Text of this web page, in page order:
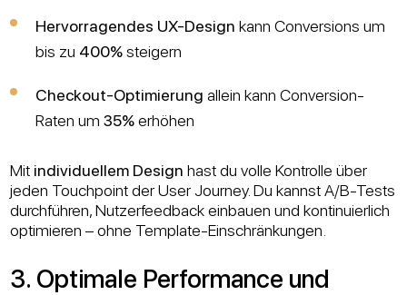
Hervorragendes UX-Design kann Conversions um
bis zu 400%steigern
Checkout-Optimierung allein kann Conversion-
Raten um35%erhöhen
Mit individuellem Design hast du volle Kontrolle über
jeden Touchpoint der User Journey. Du kannst A/B-Tests
durchführen, Nutzerfeedback einbauen und kontinuierlich
optimieren – ohne Template-Einschränkungen.
3. Optimale Performance und